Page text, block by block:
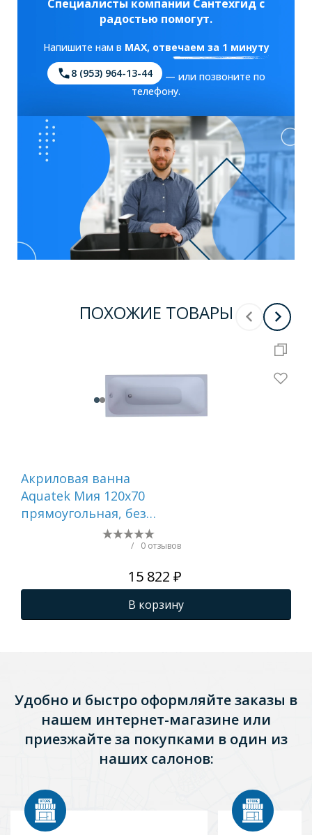
Специалисты компании Сантехгид с
радостью помогут.
Напишите нам в MAX, отвечаем за 1 минуту
8 (953) 964-13-44
— или позвоните по
телефону.
ПОХОЖИЕ ТОВАРЫ
Акриловая ванна
Aquatek Мия 120x70
прямоугольная, без
каркаса и экрана
/ 0 отзывов
15 822 ₽
В корзину
Удобно и быстро оформляйте заказы в
нашем интернет-магазине или
приезжайте за покупками в один из
наших салонов: